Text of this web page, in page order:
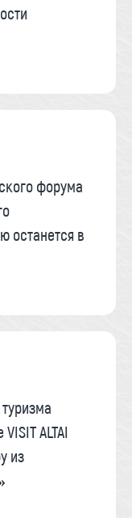
форума
останется в
ALTAI
из